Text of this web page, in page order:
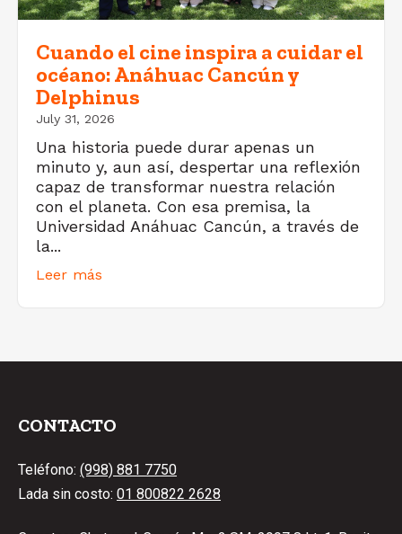
Cuando el cine inspira a cuidar el
océano: Anáhuac Cancún y
Delphinus
July 31, 2026
Una historia puede durar apenas un
minuto y, aun así, despertar una reflexión
capaz de transformar nuestra relación
con el planeta. Con esa premisa, la
Universidad Anáhuac Cancún, a través de
la...
Leer más
CONTACTO
Teléfono: (998) 881 7750
Lada sin costo: 01 800822 2628